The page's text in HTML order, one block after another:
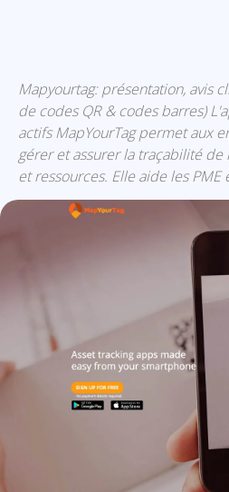
Mapyourtag: présentation, avis
de codes QR & codes barres)
actifs MapYourTag permet aux
gérer et assurer la traçabilité
et ressources. Elle aide les PME